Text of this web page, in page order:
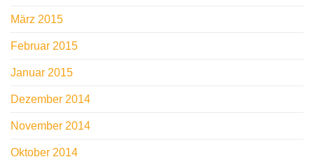
März 2015
Februar 2015
Januar 2015
Dezember 2014
November 2014
Oktober 2014